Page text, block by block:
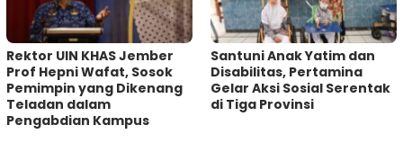
Rektor UIN KHAS Jember
Prof Hepni Wafat, Sosok
Pemimpin yang Dikenang
Teladan dalam
Pengabdian Kampus
Santuni Anak Yatim dan
Disabilitas, Pertamina
Gelar Aksi Sosial Serentak
di Tiga Provinsi